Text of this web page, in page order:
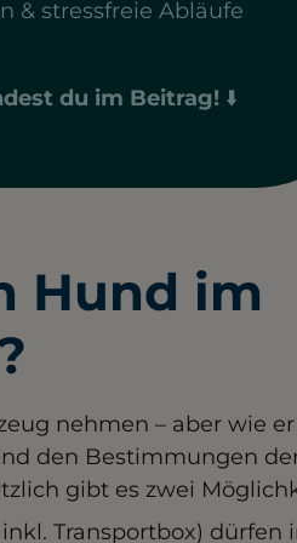
& stressfreie Abläufe
du im Beitrag! ⬇️
Hund im
nehmen – aber wie er
den Bestimmungen
gibt es zwei
Transportbox) dürfen